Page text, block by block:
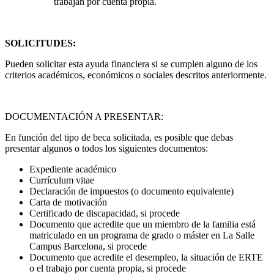
SOLICITUDES:
Pueden solicitar esta ayuda financiera si se cumplen alguno de los
criterios académicos, económicos o sociales descritos anteriormente.
DOCUMENTACIÓN A PRESENTAR:
En función del tipo de beca solicitada, es posible que debas
presentar algunos o todos los siguientes documentos:
Expediente académico
Currículum vitae
Declaración de impuestos (o documento equivalente)
Carta de motivación
Certificado de discapacidad, si procede
Documento que acredite que un miembro de la familia está
matriculado en un programa de grado o máster en La Salle
Campus Barcelona, si procede
Documento que acredite el desempleo, la situación de ERTE
o el trabajo por cuenta propia, si procede